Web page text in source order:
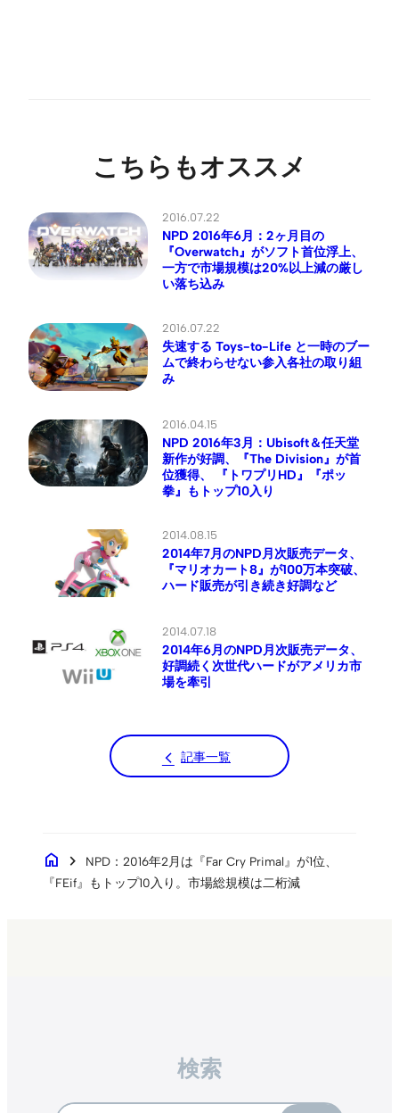
こちらもオススメ
2016.07.22
NPD 2016年6月：2ヶ月目の
『Overwatch』がソフト首位浮上、
一方で市場規模は20%以上減の厳し
い落ち込み
2016.07.22
失速する Toys-to-Life と一時のブー
ムで終わらせない参入各社の取り組
み
2016.04.15
NPD 2016年3月：Ubisoft＆任天堂
新作が好調、『The Division』が首
位獲得、 『トワプリHD』『ポッ
拳』もトップ10入り
2014.08.15
2014年7月のNPD月次販売データ、
『マリオカート8』が100万本突破、
ハード販売が引き続き好調など
2014.07.18
2014年6月のNPD月次販売データ、
好調続く次世代ハードがアメリカ市
場を牽引
記事一覧
home chevron_right
NPD：2016年2月は『Far Cry Primal』が1位、
『FEif』もトップ10入り。市場総規模は二桁減
検索